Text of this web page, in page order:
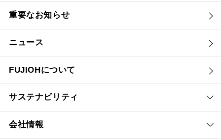
重要なお知らせ
ニュース
FUJIOHについて
サステナビリティ
会社情報